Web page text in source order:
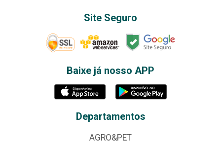
Site Seguro
Baixe já nosso APP
Departamentos
AGRO&PET